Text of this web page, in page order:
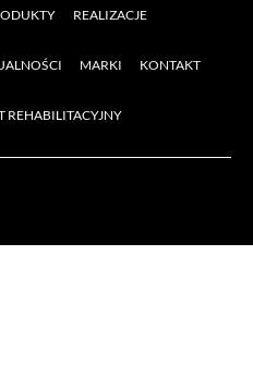
REALIZACJE
MARKI KONTAKT
REHABILITACYJNY